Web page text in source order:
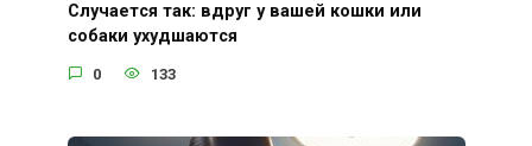
Случается так: вдруг у вашей кошки или
собаки ухудшаются
0 133